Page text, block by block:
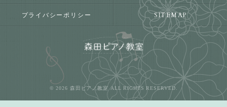
プライバシーポリシー SITEMAP
© 2026 森田ピアノ教室 ALL RIGHTS RESERVED.